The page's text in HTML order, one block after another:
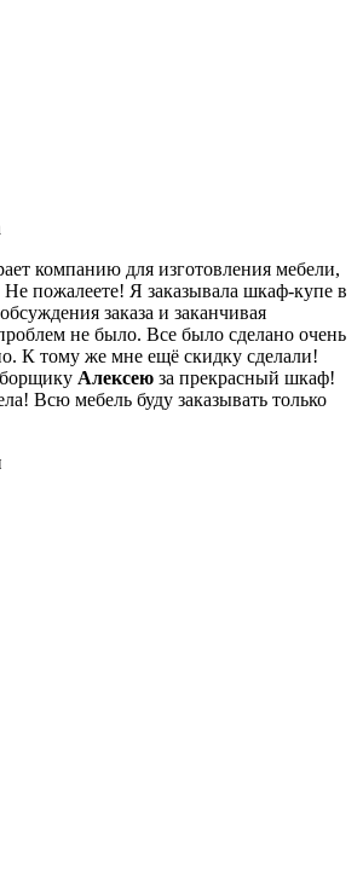
компанию для изготовления мебели,
пожалеете! Я заказывала шкаф-купе в
заказа и заканчивая
не было. Все было сделано очень
К тому же мне ещё скидку сделали!
Алексею за прекрасный шкаф!
Всю мебель буду заказывать только